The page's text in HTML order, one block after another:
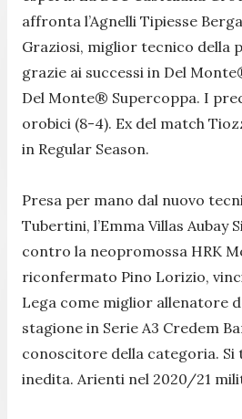
affronta l’Agnelli Tipiesse
Graziosi, miglior tecnico della
grazie ai successi in Del
Del Monte® Supercoppa. I
orobici (8-4). Ex del match
in Regular Season.
Presa per mano dal nuovo
Tubertini, l’Emma Villas Aubay
contro la neopromossa HRK
riconfermato Pino Lorizio,
Lega come miglior allenatore
stagione in Serie A3 Credem
conoscitore della categoria. Si
inedita. Arienti nel 2020/21